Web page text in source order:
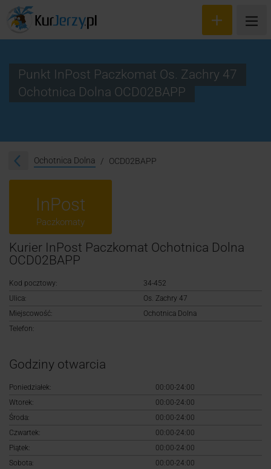
Śledzenie przesyłki
Rejestracja
Punkt InPost Paczkomat Os. Zachry 47
Ochotnica Dolna OCD02BAPP
Ochotnica Dolna OCD02BAPP
InPost
Paczkomaty
Kurier InPost Paczkomat Ochotnica Dolna
OCD02BAPP
Kod pocztowy:
34-452
Ulica:
Os. Zachry 47
Miejscowość:
Ochotnica Dolna
Telefon:
Godziny otwarcia
Poniedziałek:
00:00-24:00
Wtorek:
00:00-24:00
Środa:
00:00-24:00
Czwartek:
00:00-24:00
Piątek:
00:00-24:00
Sobota:
00:00-24:00